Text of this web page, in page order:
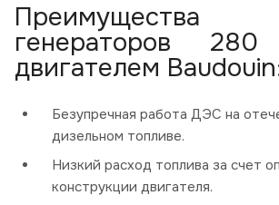
Преимущества
генераторов
двигателем
Безупречная работа ДЭС на
дизельном топливе.
Низкий расход топлива за счет
конструкции двигателя.